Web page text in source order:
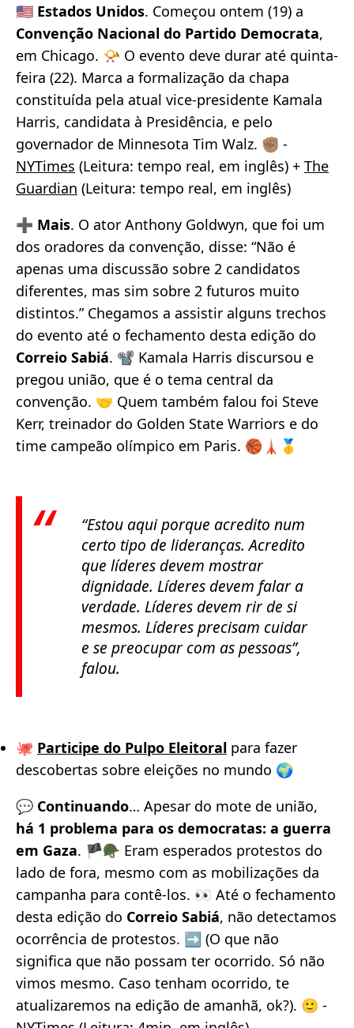
🇺🇸 Estados Unidos. Começou ontem (19) a
Convenção Nacional do Partido Democrata,
em Chicago. 📯 O evento deve durar até quinta-
feira (22). Marca a formalização da chapa
constituída pela atual vice-presidente Kamala
Harris, candidata à Presidência, e pelo
governador de Minnesota Tim Walz. ✊🏽 -
NYTimes (Leitura: tempo real, em inglês) + The
Guardian (Leitura: tempo real, em inglês)
➕ Mais. O ator Anthony Goldwyn, que foi um
dos oradores da convenção, disse: “Não é
apenas uma discussão sobre 2 candidatos
diferentes, mas sim sobre 2 futuros muito
distintos.” Chegamos a assistir alguns trechos
do evento até o fechamento desta edição do
Correio Sabiá. 📽️ Kamala Harris discursou e
pregou união, que é o tema central da
convenção. 🤝 Quem também falou foi Steve
Kerr, treinador do Golden State Warriors e do
time campeão olímpico em Paris. 🏀🗼🥇
“Estou aqui porque acredito num
certo tipo de lideranças. Acredito
que líderes devem mostrar
dignidade. Líderes devem falar a
verdade. Líderes devem rir de si
mesmos. Líderes precisam cuidar
e se preocupar com as pessoas”,
falou.
🐙 Participe do Pulpo Eleitoral para fazer
descobertas sobre eleições no mundo 🌍
💬 Continuando… Apesar do mote de união,
há 1 problema para os democratas: a guerra
em Gaza. 🏴🪖 Eram esperados protestos do
lado de fora, mesmo com as mobilizações da
campanha para contê-los. 👀 Até o fechamento
desta edição do Correio Sabiá, não detectamos
ocorrência de protestos. ➡️ (O que não
significa que não possam ter ocorrido. Só não
vimos mesmo. Caso tenham ocorrido, te
atualizaremos na edição de amanhã, ok?). 🙂 -